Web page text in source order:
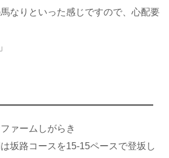
なりといった感じですので、心配要
ァームしがらき
坂路コースを15-15ペースで登坂し